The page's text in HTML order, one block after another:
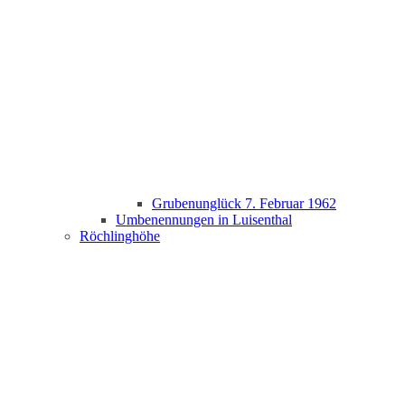
Grubenunglück 7. Februar 1962
Umbenennungen in Luisenthal
Röchlinghöhe